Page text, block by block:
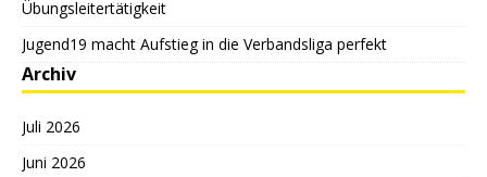
Übungsleitertätigkeit
Jugend19 macht Aufstieg in die Verbandsliga perfekt
Archiv
Juli 2026
Juni 2026